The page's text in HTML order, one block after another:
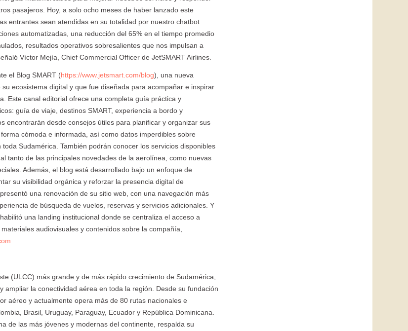
pasajeros. Hoy, a solo ocho meses de haber lanzado este
entrantes sean atendidas en su totalidad por nuestro chatbot
automatizadas, una reducción del 65% en el tiempo promedio
resultados operativos sobresalientes que nos impulsan a
Víctor Mejía, Chief Commercial Officer de JetSMART Airlines.
el Blog SMART (https://www.jetsmart.com/blog), una nueva
ecosistema digital y que fue diseñada para acompañar e inspirar
Este canal editorial ofrece una completa guía práctica y
guía de viaje, destinos SMART, experiencia a bordo y
encontrarán desde consejos útiles para planificar y organizar sus
cómoda e informada, así como datos imperdibles sobre
Sudamérica. También podrán conocer los servicios disponibles
tanto de las principales novedades de la aerolínea, como nuevas
Además, el blog está desarrollado bajo un enfoque de
su visibilidad orgánica y reforzar la presencia digital de
una renovación de su sitio web, con una navegación más
de búsqueda de vuelos, reservas y servicios adicionales. Y
una landing institucional donde se centraliza el acceso a
audiovisuales y contenidos sobre la compañía,
(ULCC) más grande y de más rápido crecimiento de Sudamérica,
ampliar la conectividad aérea en toda la región. Desde su fundación
aéreo y actualmente opera más de 80 rutas nacionales e
Brasil, Uruguay, Paraguay, Ecuador y República Dominicana.
de las más jóvenes y modernas del continente, respalda su